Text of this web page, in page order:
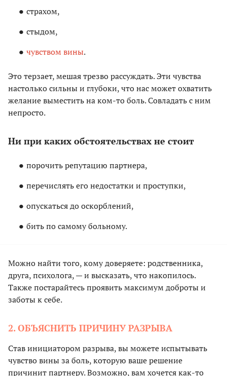
страхом,
стыдом,
чувством вины.
Это терзает, мешая трезво рассуждать. Эти чувства
настолько сильны и глубоки, что нас может охватить
желание выместить на ком-то боль. Совладать с ним
непросто.
Ни при каких обстоятельствах не стоит
порочить репутацию партнера,
перечислять его недостатки и проступки,
опускаться до оскорблений,
бить по самому больному.
Можно найти того, кому доверяете: родственника,
друга, психолога, — и высказать, что накопилось.
Также постарайтесь проявить максимум доброты и
заботы к себе.
2. ОБЪЯСНИТЬ ПРИЧИНУ РАЗРЫВА
Став инициатором разрыва, вы можете испытывать
чувство вины за боль, которую ваше решение
причинит партнеру. Возможно, вам хочется как-то